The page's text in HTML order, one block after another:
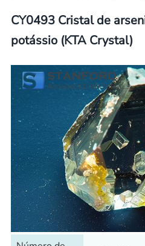
CY0493 Cristal de
potássio (KTA Crystal)